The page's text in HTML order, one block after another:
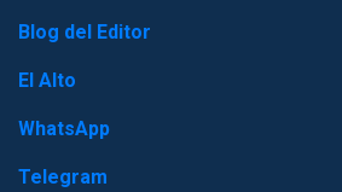
Blog del Editor
El Alto
WhatsApp
Telegram